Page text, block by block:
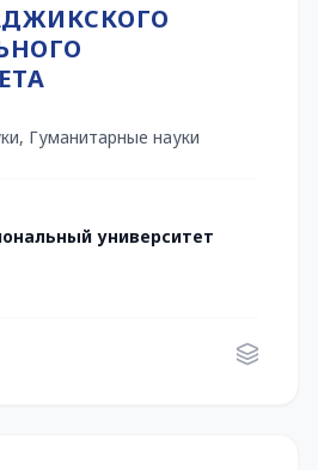
Гуманитарные науки
университет